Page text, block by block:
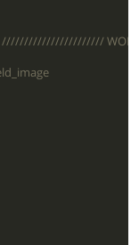
//node->field_news_images => node->field_image